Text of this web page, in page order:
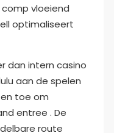
vloeiend
optimaliseert
dan intern casino
aan de spelen
toe om
entree . De
route